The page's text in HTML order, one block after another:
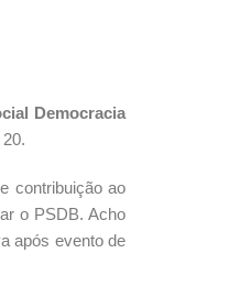
Democracia
contribuição ao
o PSDB. Acho
após evento de